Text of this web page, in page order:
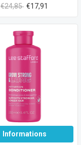
€24,85 €17,91
Informations